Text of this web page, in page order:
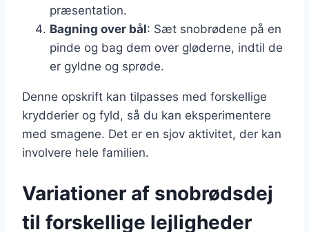
præsentation.
Bagning over bål: Sæt snobrødene på en
pinde og bag dem over gløderne, indtil de
er gyldne og sprøde.
Denne opskrift kan tilpasses med forskellige
krydderier og fyld, så du kan eksperimentere
med smagene. Det er en sjov aktivitet, der kan
involvere hele familien.
Variationer af snobrødsdej
til forskellige lejligheder